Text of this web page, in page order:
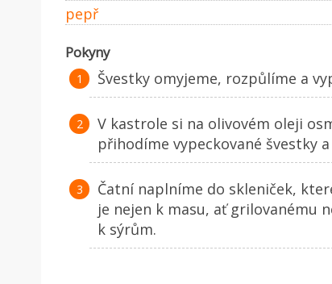
pepř
Pokyny
Švestky omyjeme, rozpůlíme a
V kastrole si na olivovém oleji
přihodíme vypeckované švestky
Čatní naplníme do skleniček,
je nejen k masu, ať grilovanému
k sýrům.